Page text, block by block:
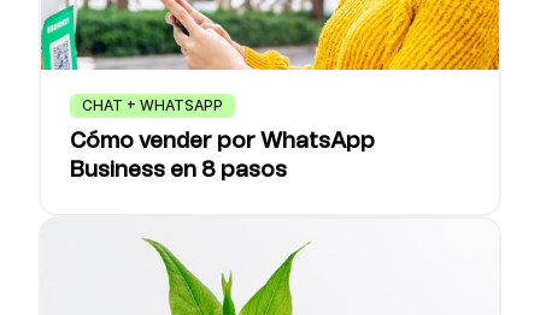
CHAT + WHATSAPP
Cómo vender por WhatsApp
Business en 8 pasos